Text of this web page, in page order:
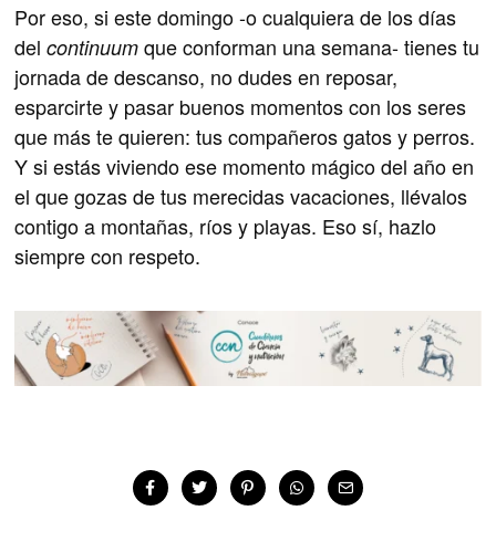
Por eso, si este domingo -o cualquiera de los días
delcontinuum que conforman una semana- tienes tu
jornada de descanso, no dudes en reposar,
esparcirte y pasar buenos momentos con los seres
que más te quieren: tus compañeros gatos y perros.
Y si estás viviendo ese momento mágico del año en
el que gozas de tus merecidas vacaciones, llévalos
contigo a montañas, ríos y playas. Eso sí, hazlo
siempre con respeto.